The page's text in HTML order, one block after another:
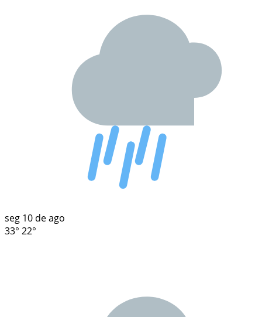
seg 10 de ago
33° 22°